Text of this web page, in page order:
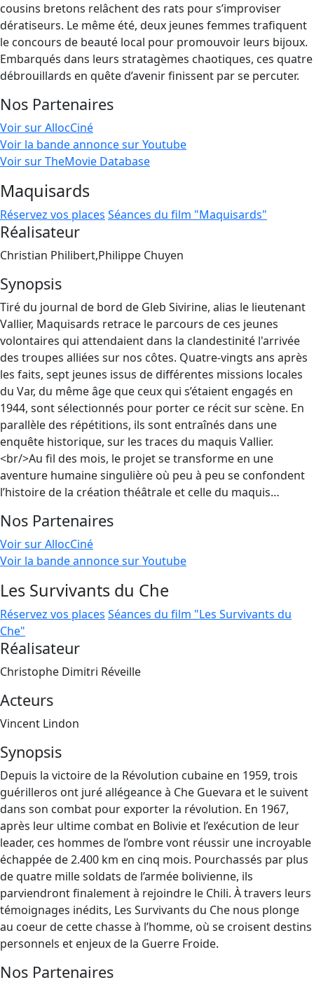
cousins bretons relâchent des rats pour s’improviser
dératiseurs. Le même été, deux jeunes femmes trafiquent
le concours de beauté local pour promouvoir leurs bijoux.
Embarqués dans leurs stratagèmes chaotiques, ces quatre
débrouillards en quête d’avenir finissent par se percuter.
Nos Partenaires
Voir sur AllocCiné
Voir la bande annonce sur Youtube
Voir sur TheMovie Database
Maquisards
Réservez vos places Séances du film "Maquisards"
Réalisateur
Christian Philibert,Philippe Chuyen
Synopsis
Tiré du journal de bord de Gleb Sivirine, alias le lieutenant
Vallier, Maquisards retrace le parcours de ces jeunes
volontaires qui attendaient dans la clandestinité l'arrivée
des troupes alliées sur nos côtes. Quatre-vingts ans après
les faits, sept jeunes issus de différentes missions locales
du Var, du même âge que ceux qui s’étaient engagés en
1944, sont sélectionnés pour porter ce récit sur scène. En
parallèle des répétitions, ils sont entraînés dans une
enquête historique, sur les traces du maquis Vallier.
<br/>Au fil des mois, le projet se transforme en une
aventure humaine singulière où peu à peu se confondent
l’histoire de la création théâtrale et celle du maquis…
Nos Partenaires
Voir sur AllocCiné
Voir la bande annonce sur Youtube
Les Survivants du Che
Réservez vos places Séances du film "Les Survivants du
Che"
Réalisateur
Christophe Dimitri Réveille
Acteurs
Vincent Lindon
Synopsis
Depuis la victoire de la Révolution cubaine en 1959, trois
guérilleros ont juré allégeance à Che Guevara et le suivent
dans son combat pour exporter la révolution. En 1967,
après leur ultime combat en Bolivie et l’exécution de leur
leader, ces hommes de l’ombre vont réussir une incroyable
échappée de 2.400 km en cinq mois. Pourchassés par plus
de quatre mille soldats de l’armée bolivienne, ils
parviendront finalement à rejoindre le Chili. À travers leurs
témoignages inédits, Les Survivants du Che nous plonge
au coeur de cette chasse à l’homme, où se croisent destins
personnels et enjeux de la Guerre Froide.
Nos Partenaires